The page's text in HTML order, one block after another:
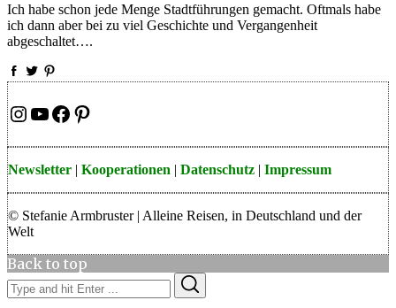
Ich habe schon jede Menge Stadtführungen gemacht. Oftmals habe
ich dann aber bei zu viel Geschichte und Vergangenheit
abgeschaltet….
Instagram
YouTube
Facebook
Pinterest
Newsletter | Kooperationen | Datenschutz | Impressum
© Stefanie Armbruster | Alleine Reisen, in Deutschland und der
Welt
Back to top
Search
for: